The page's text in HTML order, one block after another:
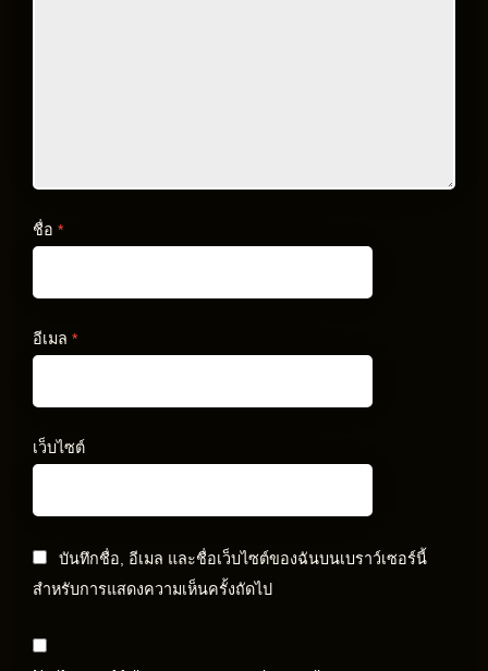
ชื่อ *
อีเมล *
เว็บไซต์
บันทึกชื่อ, อีเมล และชื่อเว็บไซต์ของฉันบนเบราว์เซอร์นี้
สำหรับการแสดงความเห็นครั้งถัดไป